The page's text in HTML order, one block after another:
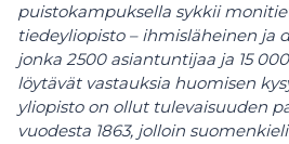
puistokampuksella sykkii
tiedeyliopisto – ihmisläheinen ja
jonka 2500 asiantuntijaa ja 15
löytävät vastauksia huomisen
yliopisto on ollut tulevaisuuden
vuodesta 1863, jolloin